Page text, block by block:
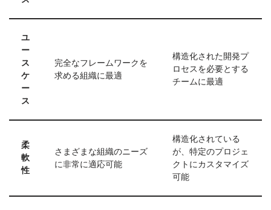
ユ
ー
ス
ケ
ー
ス
完全なフレームワークを
求める組織に最適
構造化された開発プ
ロセスを必要とする
チームに最適
柔
軟
性
さまざまな組織のニーズ
に非常に適応可能
構造化されている
が、特定のプロジェ
クトにカスタマイズ
可能